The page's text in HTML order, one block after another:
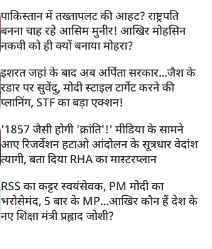
पाकिस्तान में तख्तापलट की आहट? राष्ट्रपति
बनना चाह रहे आसिम मुनीर! आखिर मोहसिन
नकवी को ही क्यों बनाया मोहरा?
इशरत जहां के बाद अब अर्पिता सरकार...जैश के
रडार पर सुवेंदु, मोदी स्टाइल टार्गेट करने की
प्लानिंग, STF का बड़ा एक्शन!
'1857 जैसी होगी 'क्रांति'!' मीडिया के सामने
आए रिजर्वेशन हटाओ आंदोलन के सूत्रधार वेदांश
त्यागी, बता दिया RHA का मास्टरप्लान
RSS का कट्टर स्वयंसेवक, PM मोदी का
भरोसेमंद, 5 बार के MP...आखिर कौन हैं देश के
नए शिक्षा मंत्री प्रह्लाद जोशी?